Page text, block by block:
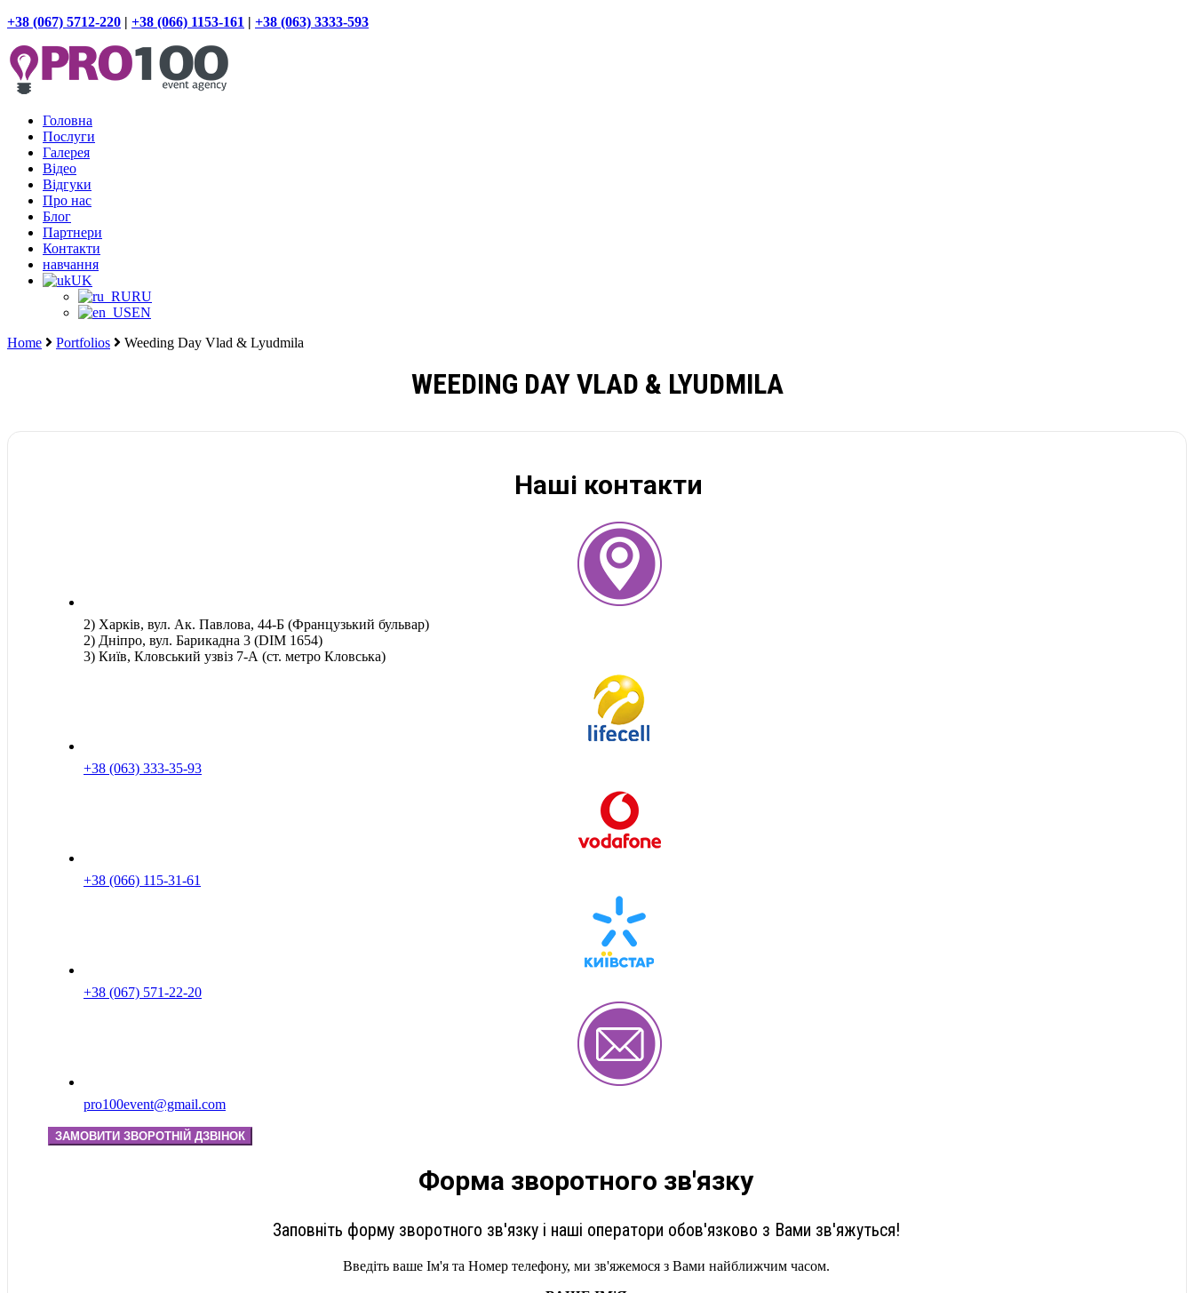
+38 (067) 5712-220 | +38 (066) 1153-161 | +38 (063) 3333-593
Головна
Послуги
Галерея
Відео
Відгуки
Про нас
Блог
Партнери
Контакти
навчання
UK
RU
EN
Home
Portfolios Weeding Day Vlad & Lyudmila
WEEDING DAY VLAD & LYUDMILA
Наші контакти
2) Харків, вул. Ак. Павлова, 44-Б (Французький бульвар)
2) Дніпро, вул. Барикадна 3 (DIM 1654)
3) Київ, Кловський узвіз 7-А (ст. метро Кловська)
+38 (063) 333-35-93
+38 (066) 115-31-61
+38 (067) 571-22-20
pro100event@gmail.com
ЗАМОВИТИ ЗВОРОТНІЙ ДЗВІНОК
Форма зворотного зв'язку
Заповніть форму зворотного зв'язку і наші оператори обов'язково з Вами зв'яжуться!
Введіть ваше Ім'я та Номер телефону, ми зв'яжемося з Вами найближчим часом.